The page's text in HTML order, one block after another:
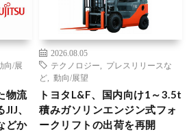
向/展
物流
、
どか
2026.08.05
テクノロジー
プレスリリースな
ど
動向/展望
トヨタL&F、国内向け1～3.5t
積みガソリンエンジン式フォ
ークリフトの出荷を再開